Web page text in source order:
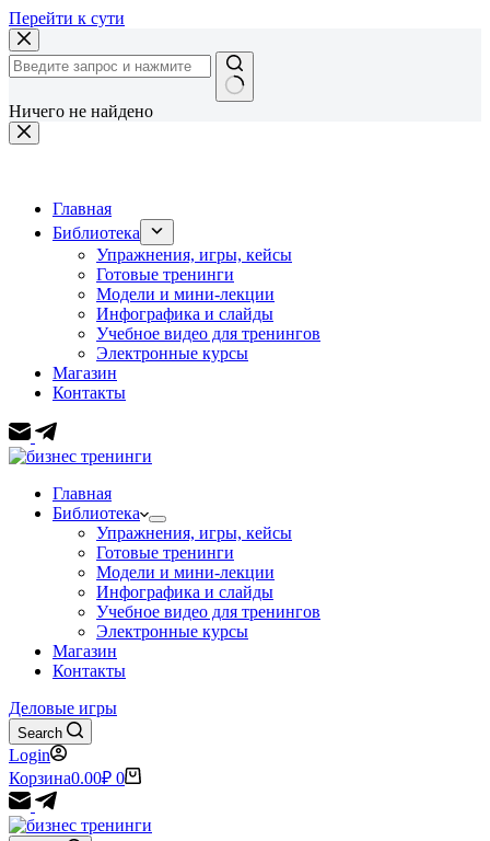
Перейти к сути
Ничего не найдено
Главная
Библиотека
Упражнения, игры, кейсы
Готовые тренинги
Модели и мини-лекции
Инфографика и слайды
Учебное видео для тренингов
Электронные курсы
Магазин
Контакты
Главная
Библиотека
Упражнения, игры, кейсы
Готовые тренинги
Модели и мини-лекции
Инфографика и слайды
Учебное видео для тренингов
Электронные курсы
Магазин
Контакты
Деловые игры
Search
Login
Корзина0.00₽ 0